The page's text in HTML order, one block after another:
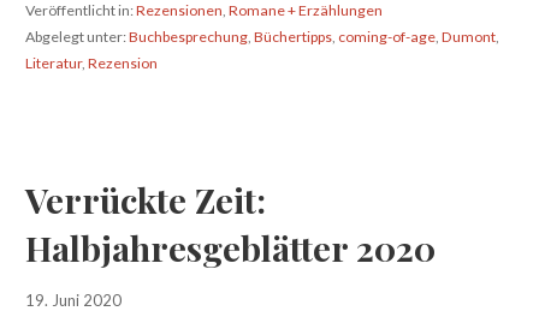
Veröffentlicht in:Rezensionen Romane + Erzählungen
Abgelegt unter:Buchbesprechung, Büchertipps, coming-of-age, Dumont,
Literatur, Rezension
Verrückte Zeit:
Halbjahresgeblätter 2020
19. Juni 2020